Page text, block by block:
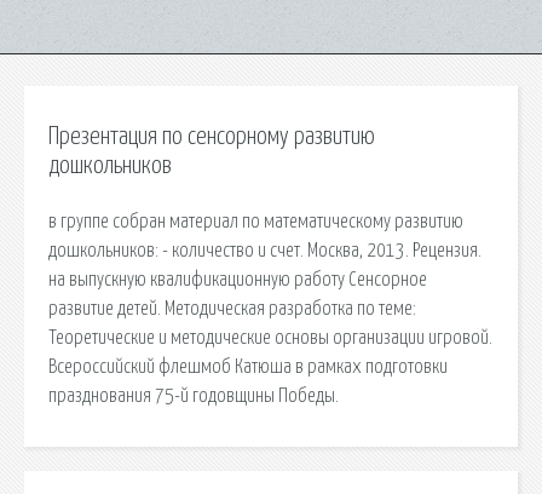
Презентация по сенсорному развитию
дошкольников
в группе собран материал по математическому развитию
дошкольников: - количество и счет. Москва, 2013. Рецензия.
на выпускную квалификационную работу Сенсорное
развитие детей. Методическая разработка по теме:
Теоретические и методические основы организации игровой.
Всероссийский флешмоб Катюша в рамках подготовки
празднования 75-й годовщины Победы.